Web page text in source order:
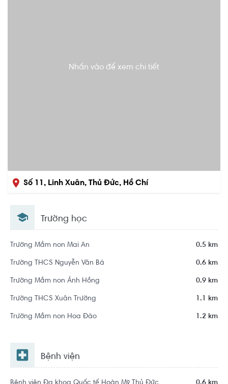
Nhấn vào để xem chi tiết
Số 11, Linh Xuân, Thủ Đức, Hồ Chí
Trường học
Trường Mầm non Mai An 0.5 km
Trường THCS Nguyễn Văn Bá 0.6 km
Trường Mầm non Ánh Hồng 0.9 km
Trường THCS Xuân Trường 1.1 km
Trường Mầm non Hoa Đào 1.2 km
Bệnh viện